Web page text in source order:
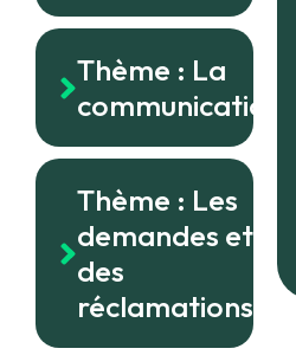
Thème : La
communication
Thème : Les
demandes et
des
réclamations